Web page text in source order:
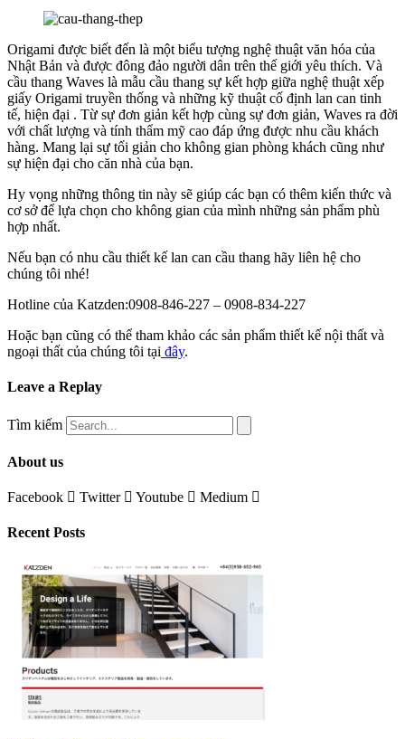
Origami được biết đến là một biểu tượng nghệ thuật văn hóa của
Nhật Bản và được đông đảo người dân trên thế giới yêu thích. Và
cầu thang Waves là mẫu cầu thang sự kết hợp giữa nghệ thuật xếp
giấy Origami truyền thống và những kỹ thuật cố định lan can tinh
tế, hiện đại . Từ sự đơn giản kết hợp cùng sự đơn giản, Waves ra đời
với chất lượng và tính thẩm mỹ cao đáp ứng được nhu cầu khách
hàng. Mang lại sự tối giản cho không gian phòng khách cũng như
sự hiện đại cho căn nhà của bạn.
Hy vọng những thông tin này sẽ giúp các bạn có thêm kiến thức và
cơ sở để lựa chọn cho không gian của mình những sản phẩm phù
hợp nhất.
Nếu bạn có nhu cầu thiết kế lan can cầu thang hãy liên hệ cho
chúng tôi nhé!
Hotline của Katzden:0908-846-227 – 0908-834-227
Hoặc bạn cũng có thể tham khảo các sản phẩm thiết kế nội thất và
ngoại thất của chúng tôi tại đây.
Leave a Replay
Tìm kiếm
About us
Facebook Twitter Youtube Medium
Recent Posts